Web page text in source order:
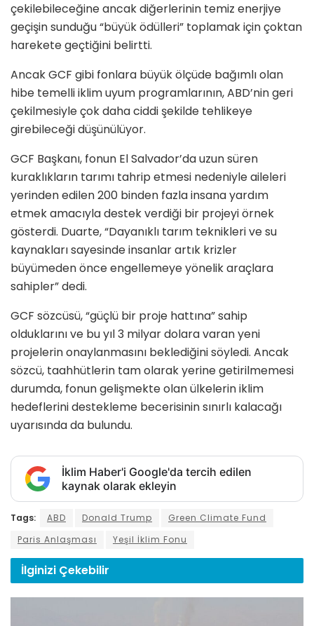
çekilebileceğine ancak diğerlerinin temiz enerjiye
geçişin sunduğu “büyük ödülleri” toplamak için çoktan
harekete geçtiğini belirtti.
Ancak GCF gibi fonlara büyük ölçüde bağımlı olan
hibe temelli iklim uyum programlarının, ABD’nin geri
çekilmesiyle çok daha ciddi şekilde tehlikeye
girebileceği düşünülüyor.
GCF Başkanı, fonun El Salvador’da uzun süren
kuraklıkların tarımı tahrip etmesi nedeniyle aileleri
yerinden edilen 200 binden fazla insana yardım
etmek amacıyla destek verdiği bir projeyi örnek
gösterdi. Duarte, “Dayanıklı tarım teknikleri ve su
kaynakları sayesinde insanlar artık krizler
büyümeden önce engellemeye yönelik araçlara
sahipler” dedi.
GCF sözcüsü, “güçlü bir proje hattına” sahip
olduklarını ve bu yıl 3 milyar dolara varan yeni
projelerin onaylanmasını beklediğini söyledi. Ancak
sözcü, taahhütlerin tam olarak yerine getirilmemesi
durumda, fonun gelişmekte olan ülkelerin iklim
hedeflerini destekleme becerisinin sınırlı kalacağı
uyarısında da bulundu.
İklim Haber'i Google'da tercih edilen
kaynak olarak ekleyin
Tags: ABD Donald Trump
Green Climate Fund
Paris Anlaşması
Yeşil İklim Fonu
İlginizi Çekebilir